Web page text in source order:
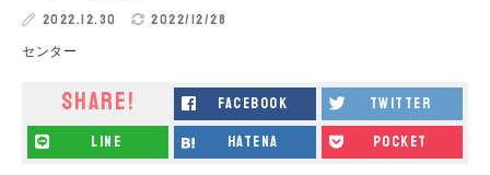
2022.12.30 2022/12/28
センター
SHARE! facebook twitter
line hatena pocket